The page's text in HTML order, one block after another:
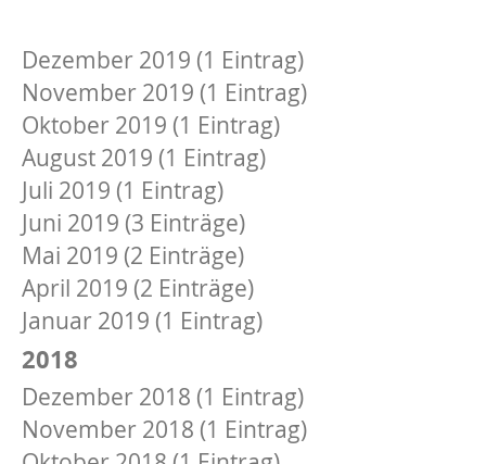
Dezember 2019 (1 Eintrag)
November 2019 (1 Eintrag)
Oktober 2019 (1 Eintrag)
August 2019 (1 Eintrag)
Juli 2019 (1 Eintrag)
Juni 2019 (3 Einträge)
Mai 2019 (2 Einträge)
April 2019 (2 Einträge)
Januar 2019 (1 Eintrag)
2018
Dezember 2018 (1 Eintrag)
November 2018 (1 Eintrag)